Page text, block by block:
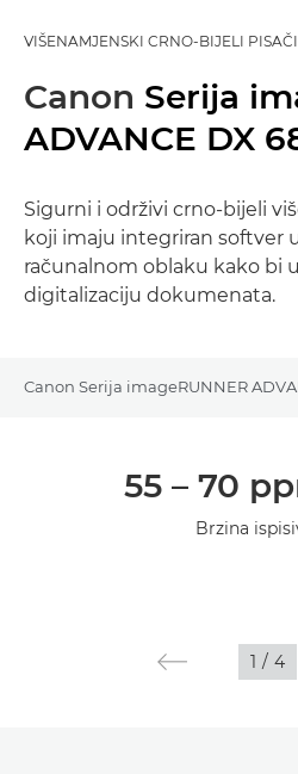
VIŠENAMJENSKI CRNO-BIJELI PISAČI
Canon Serija
ADVANCE DX
Sigurni i održivi crno-bijeli
koji imaju integriran softver
računalnom oblaku kako bi
digitalizaciju dokumenata.
Canon Serija imageRUNNER
55 – 70
Brzina
1 / 4